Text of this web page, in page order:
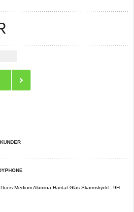
Medium Alumina Härdat Glas Skärmskydd - 9H -